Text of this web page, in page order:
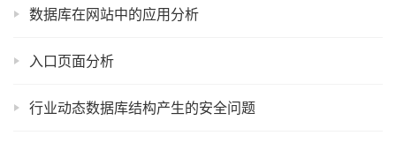
数据库在网站中的应用分析
入口页面分析
行业动态数据库结构产生的安全问题